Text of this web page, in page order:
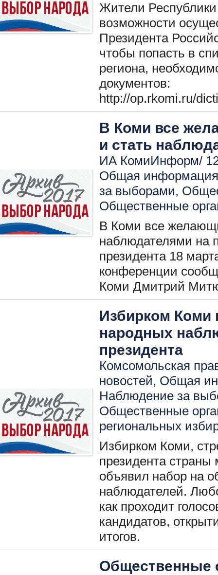
Жители
возможности
Президента
чтобы попасть в
региона,
документов:
http://op.rkomi.ru/
В Коми все
и стать
ИА КомиИнформ/
Общая
за выборами,
Общественные
В Коми все
наблюдателями на
президента 18
конференции
Коми Дмитрий
Избирком Коми
народных
президента
Комсомольская
новостей, Общая
Наблюдение за
Общественные
региональных
Избирком Коми,
президента
объявил набор на
наблюдателей.
как проходит
кандидатов,
итогов.
Общественные